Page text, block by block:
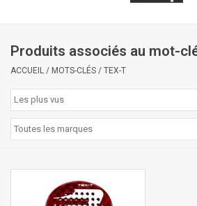
Marques
Produits associés au mot-
ACCUEIL / MOTS-CLÉS / TEX-T